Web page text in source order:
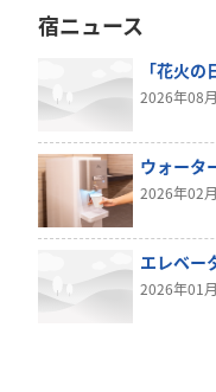
宿ニュース
「花火の
2026年08
ウォータ
2026年02
エレベー
2026年01